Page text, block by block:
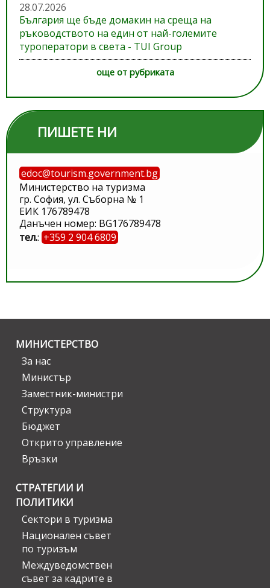
28.07.2026
България ще бъде домакин на среща на
ръководството на един от най-големите
туроператори в света - TUI Group
още от рубриката
ПИШЕТЕ НИ
edoc@tourism.government.bg
Министерство на туризма
гр. София, ул. Съборна № 1
ЕИК 176789478
Данъчен номер: BG176789478
тел.: +359 2 904 6809
МИНИСТЕРСТВО
За нас
Министър
Заместник-министри
Структура
Бюджет
Открито управление
Връзки
СТРАТЕГИИ И
ПОЛИТИКИ
Сектори в туризма
Национален съвет
по туризъм
Междуведомствен
съвет за кадрите в